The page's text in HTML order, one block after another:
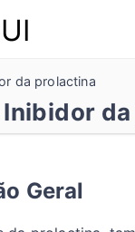
da prolactina
Inibidor
Geral